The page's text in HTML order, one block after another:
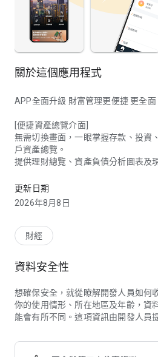
關於這個應用程式
APP全面升級 財富管理更便捷 更全面
[便捷資產總覽介面]
無需切換畫面，一眼掌握存款、投資
戶資產總覽。
提供理財總覽、資產負債分析圖表及
[DBS Remit星展跨國速匯]
0手續費、最快當天到匯！輕鬆線上
更便利。
輕鬆投資美日港澳績優股
[線上大額外幣換匯]
11種外幣交易，24小時即時匯率換匯
一站搞定，輕鬆省時。
更新日期
2026年8月8日
財經
資料安全性
想確保安全，就從瞭解開發人員如何
你的使用情形、所在地區及年齡，資
能會有所不同。這項資訊由開發人員